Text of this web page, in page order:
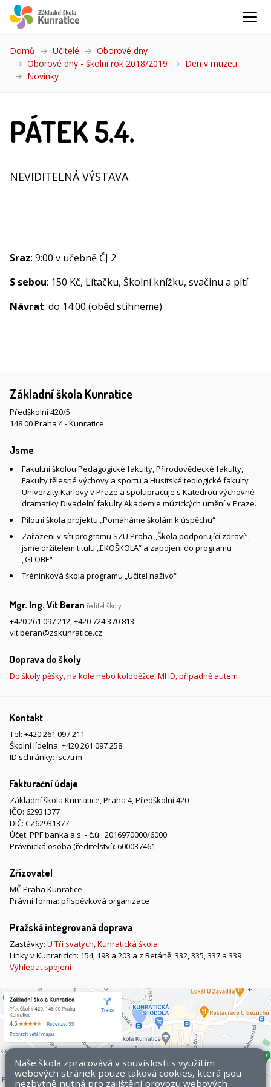
Domů Učitelé
Oborové dny
Oborové dny - školní rok 2018/2019
Den v muzeu
Novinky
PÁTEK 5.4.
NEVIDITELNÁ VÝSTAVA
Sraz: 9:00 v učebně ČJ 2
S sebou: 150 Kč, Lítačku, Školní knížku, svačinu a pití
Návrat: do 14:00 (oběd stihneme)
Základní škola Kunratice
Předškolní 420/5
148 00 Praha 4 - Kunratice
Jsme
Fakultní školou Pedagogické fakulty, Přírodovědecké fakulty,
Fakulty tělesné výchovy a sportu a Husitské teologické fakulty
Univerzity Karlovy v Praze a spolupracuje s Katedrou výchovné
dramatiky Divadelní fakulty Akademie múzických umění v Praze.
Pilotní škola projektu „Pomáháme školám k úspěchu“
Zařazeni v síti programu SZU Praha „Škola podporující zdraví“,
jsme držitelem titulu „EKOŠKOLA“ a zapojeni do programu
„GLOBE“
Tréninková škola programu „Učitel naživo“
Mgr. Ing. Vít Beran ředitel školy
+420 261 097 212,+420 724 370 813
vit.beran@zskunratice.cz
Doprava do školy
Do školy pěšky, na kole nebo koloběžce, MHD, případně autem
Kontakt
Tel: +420 261 097 211
Školní jídelna: +420 261 097 258
ID schránky: isc7trm
Fakturační údaje
Základní škola Kunratice, Praha 4, Předškolní 420
IČO: 62931377
DIČ: CZ62931377
Účet: PPF banka a.s. - č.ú.: 2016970000/6000
Právnická osoba (ředitelství): 600037461
Zřizovatel
MČ Praha Kunratice
Právní forma: příspěvková organizace
Pražská integrovaná doprava
Zastávky: U Tří svatých,Kunratická škola
Linky v Kunraticích: 154, 193 a 203 a z Betáně: 332, 335, 337 a 339
Vyhledat spojení
Naše škola zpracovává v souvislosti s využitím
webových stránek pouze taková cookies, která jsou
nezbytně nutná pro zajištění provozu webových